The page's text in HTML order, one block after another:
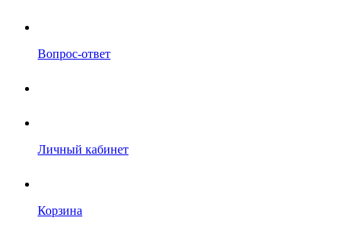
Вопрос-ответ
Личный кабинет
Корзина